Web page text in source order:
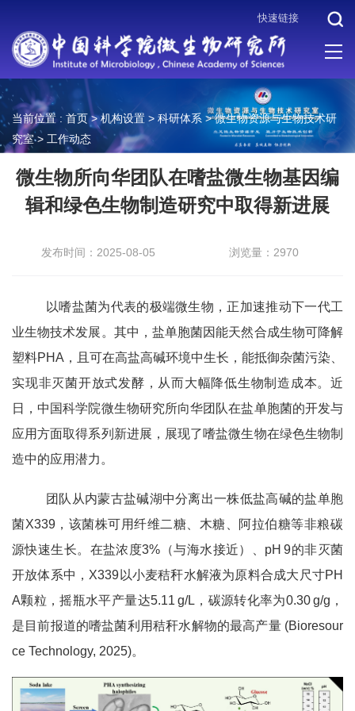
快速链接
当前位置 : 首页>机构设置 > 科研体系 >微生物资源与生物技术研
究室> 工作动态
微生物所向华团队在嗜盐微生物基因编
辑和绿色生物制造研究中取得新进展
发布时间：2025-08-05 浏览量：2970
以嗜盐菌为代表的极端微生物，正加速推动下一代工
业生物技术发展。其中，盐单胞菌因能天然合成生物可降解
塑料PHA，且可在高盐高碱环境中生长，能抵御杂菌污染、
实现非灭菌开放式发酵，从而大幅降低生物制造成本。近
日，中国科学院微生物研究所向华团队在盐单胞菌的开发与
应用方面取得系列新进展，展现了嗜盐微生物在绿色生物制
造中的应用潜力。
团队从内蒙古盐碱湖中分离出一株低盐高碱的盐单胞
菌X339，该菌株可用纤维二糖、木糖、阿拉伯糖等非粮碳
源快速生长。在盐浓度3%（与海水接近）、pH 9的非灭菌
开放体系中，X339以小麦秸秆水解液为原料合成大尺寸PH
A颗粒，摇瓶水平产量达5.11 g/L，碳源转化率为0.30g/g，
是目前报道的嗜盐菌利用秸秆水解物的最高产量 (Bioresour
ce Technology, 2025)。